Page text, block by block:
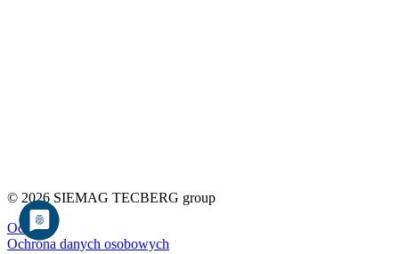
© 2026 SIEMAG TECBERG group
Odcisk
Ochrona danych osobowych